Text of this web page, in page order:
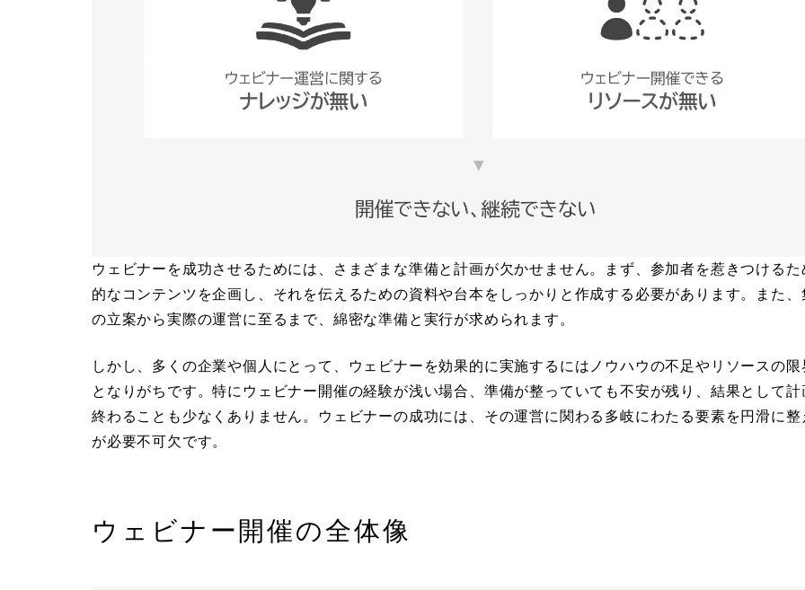
ウェビナーを成功させるためには、さまざまな準備と計画が欠かせません。まず、参加者を惹きつけるた
的なコンテンツを企画し、それを伝えるための資料や台本をしっかりと作成する必要があります。また、
の立案から実際の運営に至るまで、綿密な準備と実行が求められます。
しかし、多くの企業や個人にとって、ウェビナーを効果的に実施するにはノウハウの不足やリソースの限
となりがちです。特にウェビナー開催の経験が浅い場合、準備が整っていても不安が残り、結果として計
終わることも少なくありません。ウェビナーの成功には、その運営に関わる多岐にわたる要素を円滑に整
が必要不可欠です。
ウェビナー開催の全体像